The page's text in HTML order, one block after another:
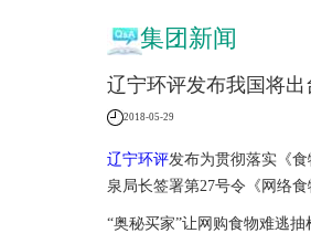
集团新闻
辽宁环评发布我国将出
2018-05-29
辽宁环评发布为贯彻落实《
泉局长签署第27号令《网络
“奥秘买家”让网购食物难逃抽